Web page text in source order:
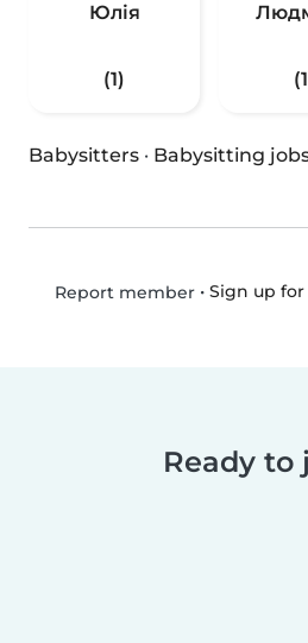
Юлія
(1)
Babysitters · Babysitting
Report member• Sign up for
Ready to